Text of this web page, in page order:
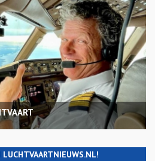
LUCHTVAARTNIEUWS.NL!